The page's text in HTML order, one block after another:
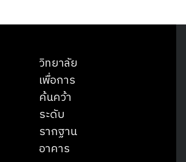
วิทยาลัย
เพื่อการ
ค้นคว้า
ระดับ
รากฐาน
อาคาร